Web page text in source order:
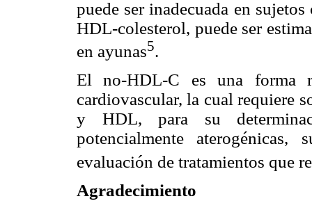
puede ser inadecuada en
HDL-colesterol, puede ser
en ayunas5.
El no-HDL-C es una forma
cardiovascular, la cual requiere
y HDL, para su
potencialmente
evaluación de tratamientos que
Agradecimiento